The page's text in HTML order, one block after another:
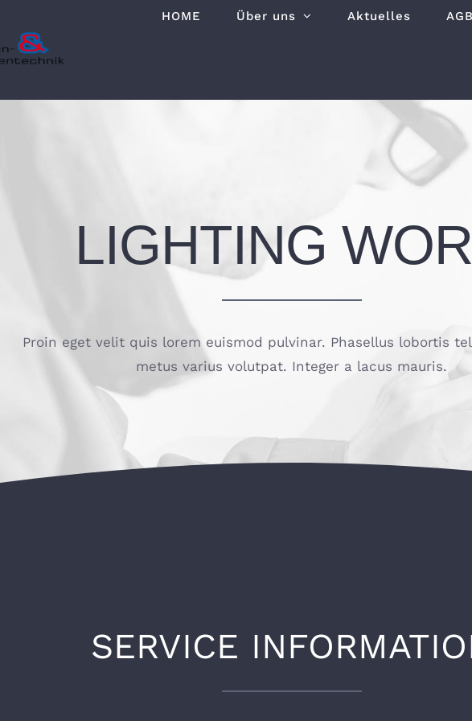
HOME Über uns Aktuelles
LIGHTING
Proin eget velit quis lorem euismod pulvinar. Phasellus lobortis
metus varius volutpat. Integer a lacus mauris.
SERVICE